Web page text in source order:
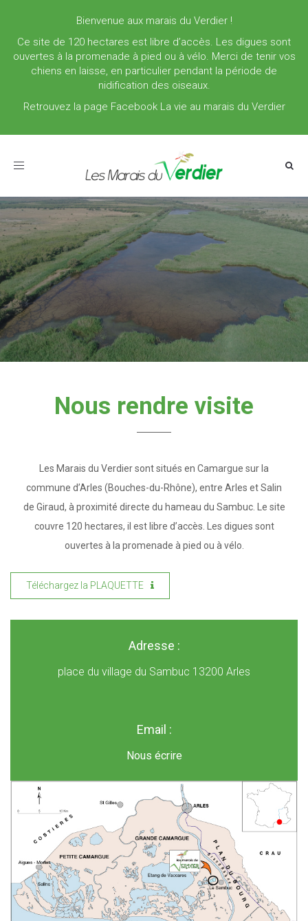
Bienvenue aux marais du Verdier !
Ce site de 120 hectares est libre d’accès. Les digues sont
ouvertes à la promenade à pied ou à vélo. Merci de tenir vos
chiens en laisse, en particulier pendant la période de
nidification des oiseaux.
Retrouvez la page Facebook La vie au marais du Verdier
Toggle
Nous rendre visite
Les Marais du Verdier sont situés en Camargue sur la
commune d’Arles (Bouches-du-Rhône), entre Arles et Salin
de Giraud, à proximité directe du hameau du Sambuc. Le site
couvre 120 hectares, il est libre d’accès. Les digues sont
ouvertes à la promenade à pied ou à vélo.
Téléchargez la PLAQUETTE
Adresse :
place du village du Sambuc 13200 Arles
Email :
Nous écrire